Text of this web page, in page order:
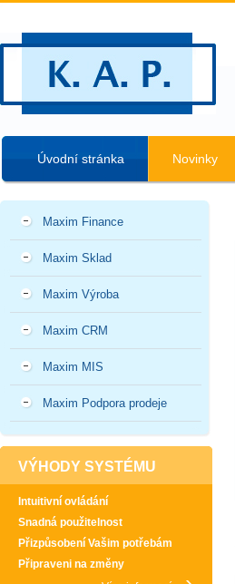
Úvodní stránka Novinky
Maxim Finance
Maxim Sklad
Maxim Výroba
Maxim CRM
Maxim MIS
Maxim Podpora prodeje
VÝHODY SYSTÉMU
Intuitivní ovládání
Snadná použitelnost
Přizpůsobení Vašim potřebám
Připraveni na změny